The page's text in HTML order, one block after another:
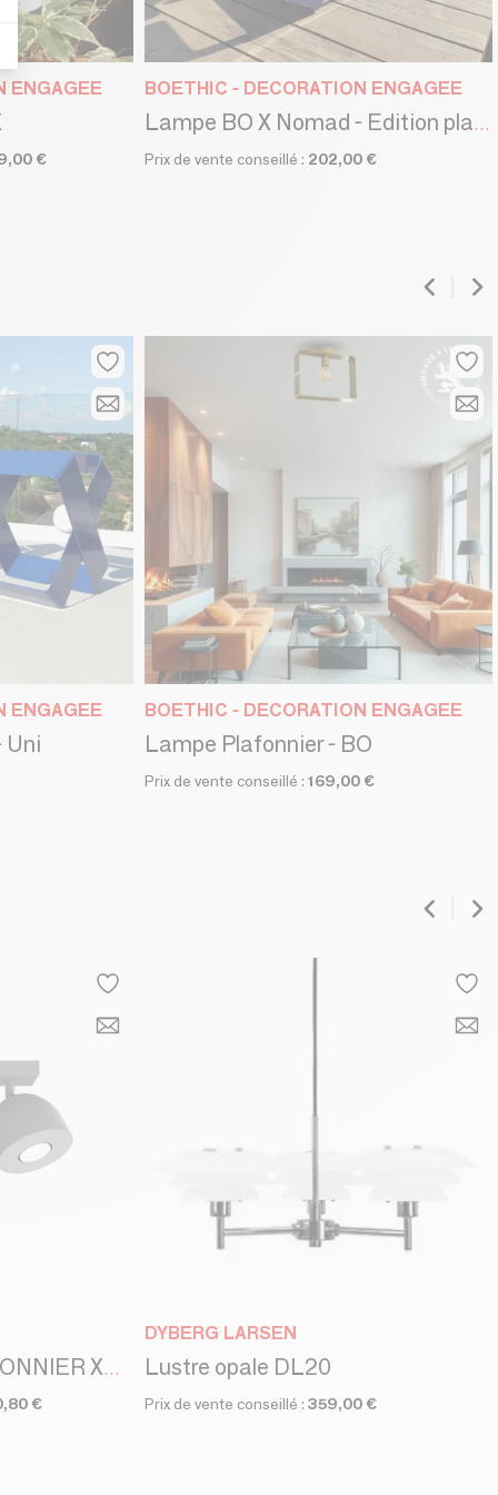
ENGAGEE
€
BOETHIC - DECORATION ENGAGEE
Lampe BO X Nomad - Edition plage 🏖️
Prix de vente conseillé : 202,00 €
ENGAGEE
Uni
BOETHIC - DECORATION ENGAGEE
Lampe Plafonnier - BO
Prix de vente conseillé : 169,00 €
CAMPANELLA PLAFONNIER X2 MONOCHROME
€
DYBERG LARSEN
Lustre opale DL20
Prix de vente conseillé : 359,00 €